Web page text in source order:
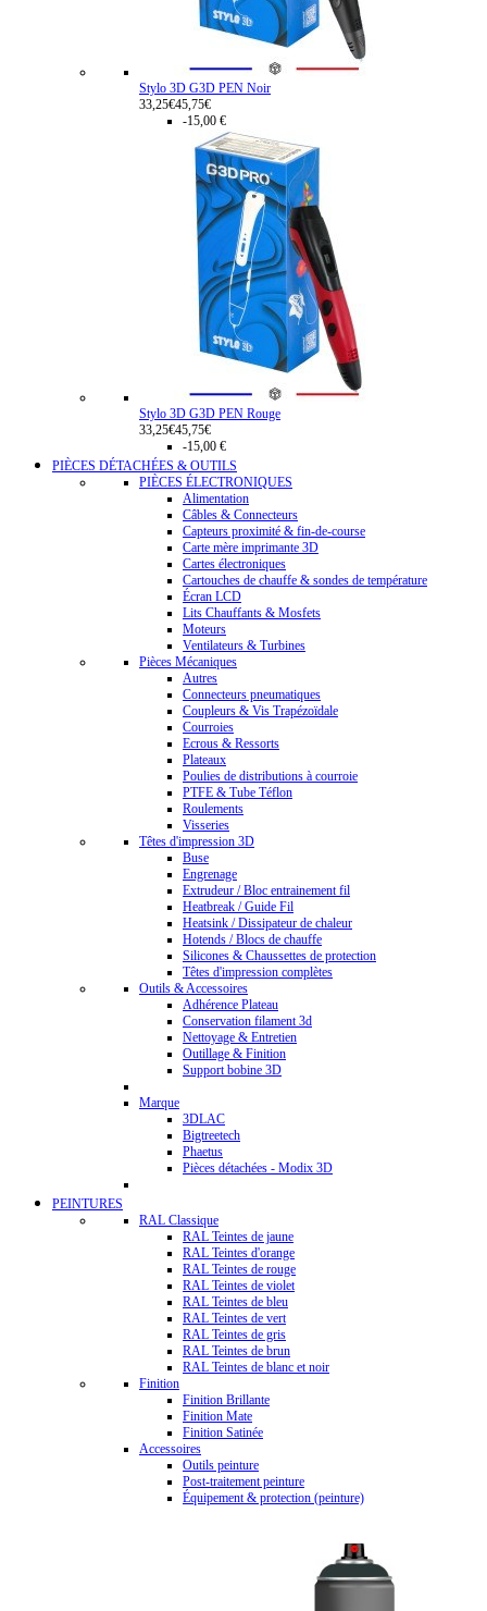
Stylo 3D G3D PEN Noir
33,25€45,75€
-15,00 €
Stylo 3D G3D PEN Rouge
33,25€45,75€
-15,00 €
PIÈCES DÉTACHÉES & OUTILS
PIÈCES ÉLECTRONIQUES
Alimentation
Câbles & Connecteurs
Capteurs proximité & fin-de-course
Carte mère imprimante 3D
Cartes électroniques
Cartouches de chauffe & sondes de température
Écran LCD
Lits Chauffants & Mosfets
Moteurs
Ventilateurs & Turbines
Pièces Mécaniques
Autres
Connecteurs pneumatiques
Coupleurs & Vis Trapézoïdale
Courroies
Ecrous & Ressorts
Plateaux
Poulies de distributions à courroie
PTFE & Tube Téflon
Roulements
Visseries
Têtes d'impression 3D
Buse
Engrenage
Extrudeur / Bloc entrainement fil
Heatbreak / Guide Fil
Heatsink / Dissipateur de chaleur
Hotends / Blocs de chauffe
Silicones & Chaussettes de protection
Têtes d'impression complètes
Outils & Accessoires
Adhérence Plateau
Conservation filament 3d
Nettoyage & Entretien
Outillage & Finition
Support bobine 3D
Marque
3DLAC
Bigtreetech
Phaetus
Pièces détachées - Modix 3D
PEINTURES
RAL Classique
RAL Teintes de jaune
RAL Teintes d'orange
RAL Teintes de rouge
RAL Teintes de violet
RAL Teintes de bleu
RAL Teintes de vert
RAL Teintes de gris
RAL Teintes de brun
RAL Teintes de blanc et noir
Finition
Finition Brillante
Finition Mate
Finition Satinée
Accessoires
Outils peinture
Post-traitement peinture
Équipement & protection (peinture)